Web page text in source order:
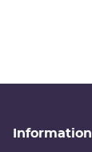
Information